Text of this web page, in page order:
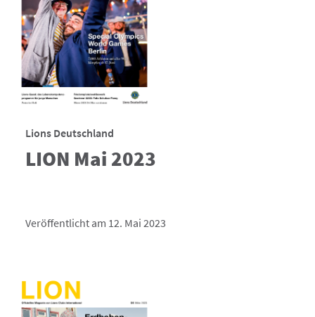
Lions Deutschland
LION Mai 2023
Veröffentlicht am 12. Mai 2023